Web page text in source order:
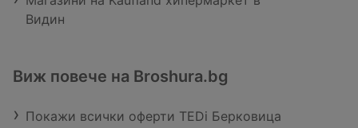
Видин
Виж повече на Broshura.bg
Покажи всички оферти TEDi Берковица